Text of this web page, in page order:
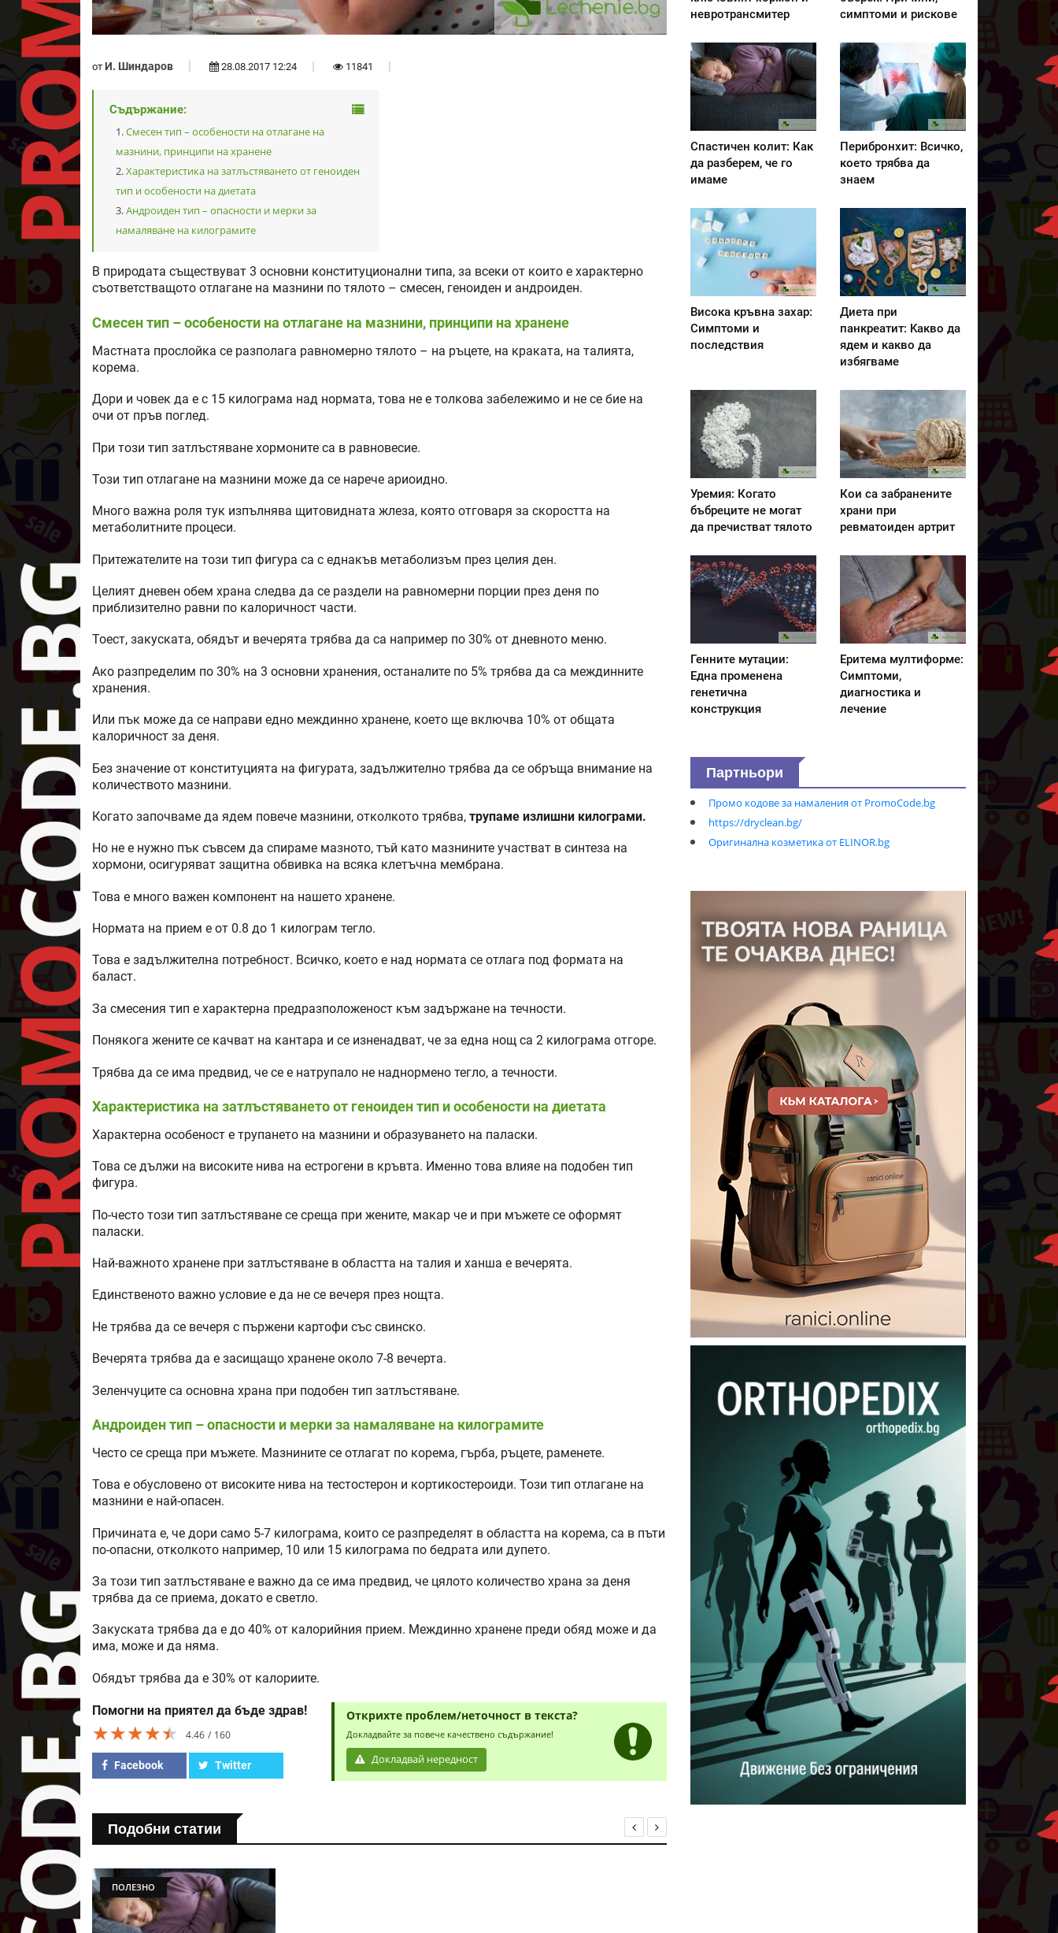
от И. Шиндаров 28.08.2017 12:24 11841
Съдържание:
Смесен тип – особености на отлагане на
мазнини, принципи на хранене
Характеристика на затлъстяването от геноиден
тип и особености на диетата
Андроиден тип – опасности и мерки за
намаляване на килограмите
В природата съществуват 3 основни конституционални типа, за всеки от които е характерно
съответстващото отлагане на мазнини по тялото – смесен, геноиден и андроиден.
Смесен тип – особености на отлагане на мазнини, принципи на хранене
Мастната прослойка се разполага равномерно тялото – на ръцете, на краката, на талията,
корема.
Дори и човек да е с 15 килограма над нормата, това не е толкова забележимо и не се бие на
очи от пръв поглед.
При този тип затлъстяване хормоните са в равновесие.
Този тип отлагане на мазнини може да се нарече ариоидно.
Много важна роля тук изпълнява щитовидната жлеза, която отговаря за скоростта на
метаболитните процеси.
Притежателите на този тип фигура са с еднакъв метаболизъм през целия ден.
Целият дневен обем храна следва да се раздели на равномерни порции през деня по
приблизително равни по калоричност части.
Тоест, закуската, обядът и вечерята трябва да са например по 30% от дневното меню.
Ако разпределим по 30% на 3 основни хранения, останалите по 5% трябва да са междинните
хранения.
Или пък може да се направи едно междинно хранене, което ще включва 10% от общата
калоричност за деня.
Без значение от конституцията на фигурата, задължително трябва да се обръща внимание на
количеството мазнини.
Когато започваме да ядем повече мазнини, отколкото трябва, трупаме излишни килограми.
Но не е нужно пък съвсем да спираме мазното, тъй като мазнините участват в синтеза на
хормони, осигуряват защитна обвивка на всяка клетъчна мембрана.
Това е много важен компонент на нашето хранене.
Нормата на прием е от 0.8 до 1 килограм тегло.
Това е задължителна потребност. Всичко, което е над нормата се отлага под формата на
баласт.
За смесения тип е характерна предразположеност към задържане на течности.
Понякога жените се качват на кантара и се изненадват, че за една нощ са 2 килограма отгоре.
Трябва да се има предвид, че се е натрупало не наднормено тегло, а течности.
Характеристика на затлъстяването от геноиден тип и особености на диетата
Характерна особеност е трупането на мазнини и образуването на паласки.
Това се дължи на високите нива на естрогени в кръвта. Именно това влияе на подобен тип
фигура.
По-често този тип затлъстяване се среща при жените, макар че и при мъжете се оформят
паласки.
Най-важното хранене при затлъстяване в областта на талия и ханша е вечерята.
Единственото важно условие е да не се вечеря през нощта.
Не трябва да се вечеря с пържени картофи със свинско.
Вечерята трябва да е засищащо хранене около 7-8 вечерта.
Зеленчуците са основна храна при подобен тип затлъстяване.
Андроиден тип – опасности и мерки за намаляване на килограмите
Често се среща при мъжете. Мазнините се отлагат по корема, гърба, ръцете, раменете.
Това е обусловено от високите нива на тестостерон и кортикостероиди. Този тип отлагане на
мазнини е най-опасен.
Причината е, че дори само 5-7 килограма, които се разпределят в областта на корема, са в пъти
по-опасни, отколкото например, 10 или 15 килограма по бедрата или дупето.
За този тип затлъстяване е важно да се има предвид, че цялото количество храна за деня
трябва да се приема, докато е светло.
Закуската трябва да е до 40% от калорийния прием. Междинно хранене преди обяд може и да
има, може и да няма.
Обядът трябва да е 30% от калориите.
Помогни на приятел да бъде здрав!
★★★★★
★★★★★
★★★★★ 4.46 160
Facebook Twitter
Открихте проблем/неточност в текста?
Докладвайте за повече качествено съдържание!
Докладвай нередност
Подобни статии
ПОЛЕЗНО
невротрансмитер
симптоми и рискове
Спастичен колит: Как
да разберем, че го
имаме
Перибронхит: Всичко,
което трябва да
знаем
Висока кръвна захар:
Симптоми и
последствия
Диета при
панкреатит: Kакво да
ядем и какво да
избягваме
Уремия: Когато
бъбреците не могат
да пречистват тялото
Кои са забранените
храни при
ревматоиден артрит
Генните мутации:
Една променена
генетична
конструкция
Еритема мултиформе:
Симптоми,
диагностика и
лечение
Партньори
Промо кодове за намаления от PromoCode.bg
https://dryclean.bg/
Оригинална козметика от ELINOR.bg